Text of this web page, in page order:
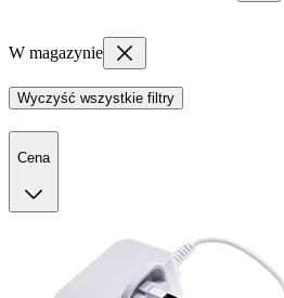
W magazynie
Wyczyść wszystkie filtry
Cena